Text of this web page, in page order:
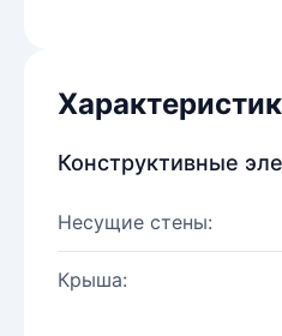
Конструктивные
Несущие стены:
Крыша: